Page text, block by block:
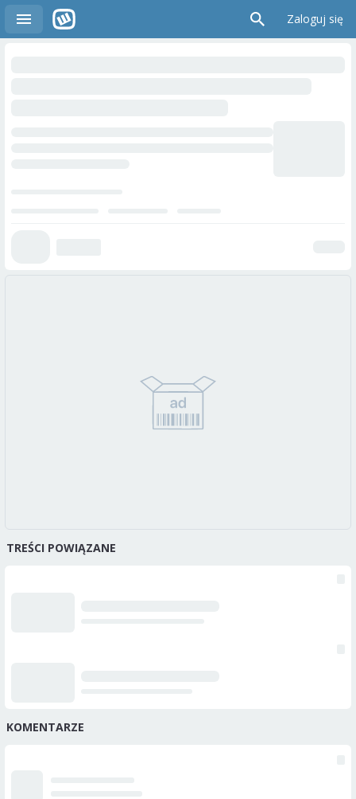
Zaloguj się
TREŚCI POWIĄZANE
KOMENTARZE